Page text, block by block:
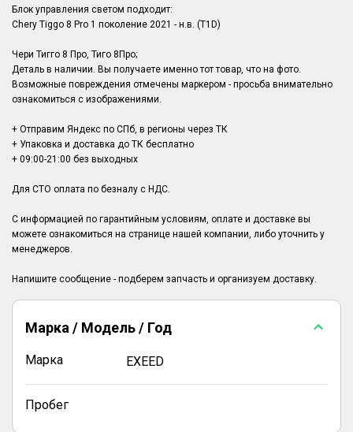
Блок управления светом подходит:
Chery Tiggo 8 Pro 1 поколение 2021 - н.в. (T1D)
Чери Тигго 8 Про, Тиго 8Про;
Деталь в наличии. Вы получаете именно тот товар, что на фото.
Возможные повреждения отмечены маркером - просьба внимательно
ознакомиться с изображениями.
+ Отправим Яндекс по СПб, в регионы через ТК
+ Упаковка и доставка до ТК бесплатно
+ 09:00-21:00 без выходных
Для СТО оплата по безналу с НДС.
С информацией по гарантийным условиям, оплате и доставке вы
можете ознакомиться на странице нашей компании, либо уточнить у
менеджеров.
Марка / Модель / Год
Марка EXEED
Пробег